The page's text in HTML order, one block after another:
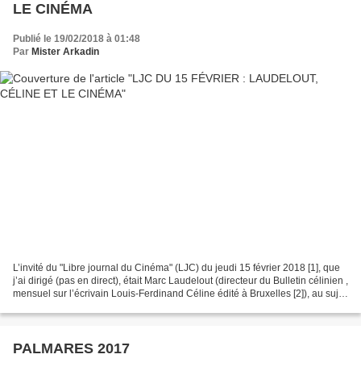
LE CINÉMA
Publié le 19/02/2018 à 01:48
Par Mister Arkadin
L’invité du "Libre journal du Cinéma" (LJC) du jeudi 15 février 2018 [1], que
j’ai dirigé (pas en direct), était Marc Laudelout (directeur du Bulletin célinien ,
mensuel sur l’écrivain Louis-Ferdinand Céline édité à Bruxelles [2]), au sujet
PALMARES 2017